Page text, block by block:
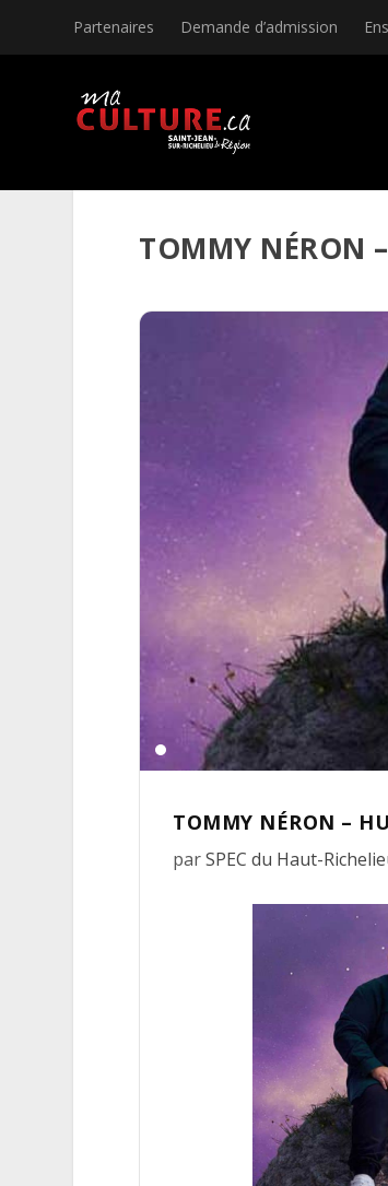
Partenaires Demande d’admission
TOMMY NÉRON
TOMMY NÉRON –
parSPEC du Haut-